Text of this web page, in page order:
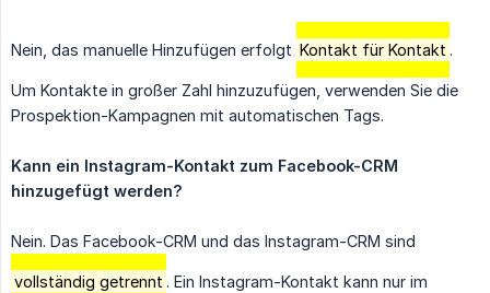
Nein, das manuelle Hinzufügen erfolgt Kontakt für Kontakt .
Um Kontakte in großer Zahl hinzuzufügen, verwenden Sie die
Prospektion-Kampagnen mit automatischen Tags.
Kann ein Instagram-Kontakt zum Facebook-CRM
hinzugefügt werden?
Nein. Das Facebook-CRM und das Instagram-CRM sind
vollständig getrennt . Ein Instagram-Kontakt kann nur im